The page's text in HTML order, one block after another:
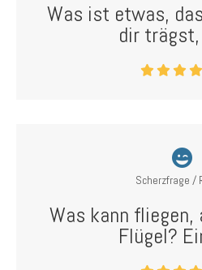
Was ist etwas,
dir trägst,
Scherzfrage /
Was kann fliegen,
Flügel?